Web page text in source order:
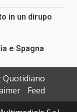
in un dirupo
e Spagna
Quotidiano
Feed